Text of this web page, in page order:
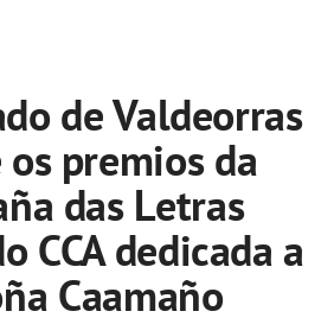
de Valdeorras
premios da
das Letras
CCA dedicada a
Caamaño